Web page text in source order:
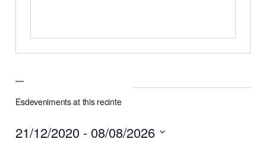
Esdeveniments at this recinte
21/12/2020 - 08/08/2026